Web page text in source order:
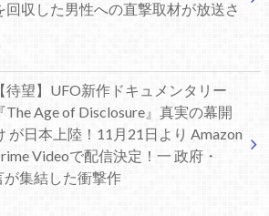
回収した男性への直撃取材が放送さ
【待望】UFO新作ドキュメンタリー
『The Age of Disclosure』真実の幕開
が日本上陸！11月21日より Amazon
Videoで配信決定！一 政府・
集結した衝撃作